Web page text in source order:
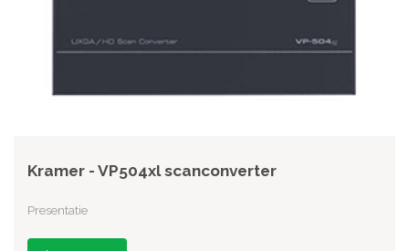
Kramer - VP504xl scanconverter
Presentatie